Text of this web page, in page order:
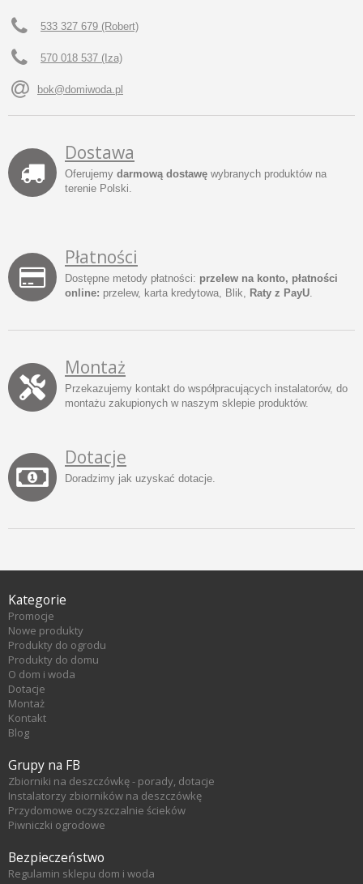
533 327 679 (Robert)
570 018 537 (Iza)
bok@domiwoda.pl
Dostawa
Oferujemy darmową dostawę wybranych produktów na
terenie Polski.
Płatności
Dostępne metody płatności: przelew na konto, płatności
online: przelew, karta kredytowa, Blik, Raty z PayU
Montaż
Przekazujemy kontakt do współpracujących instalatorów, do
montażu zakupionych w naszym sklepie produktów.
Dotacje
Doradzimy jak uzyskać dotacje.
Kategorie
Promocje
Nowe produkty
Produkty do ogrodu
Produkty do domu
O dom i woda
Dotacje
Montaż
Kontakt
Blog
Grupy na FB
Zbiorniki na deszczówkę - porady, dotacje
Instalatorzy zbiorników na deszczówkę
Przydomowe oczyszczalnie ścieków
Piwniczki ogrodowe
Bezpieczeństwo
Regulamin sklepu dom i woda